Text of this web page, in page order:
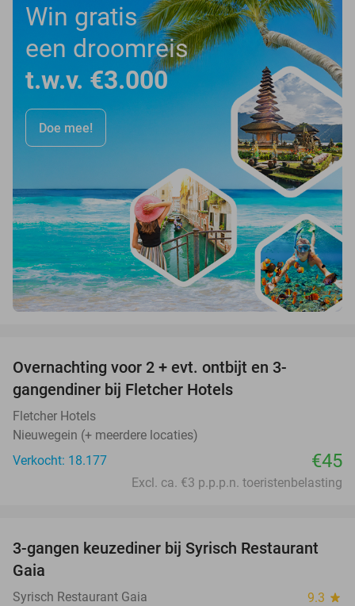
Win gratis
een droomreis
t.w.v. €3.000
Doe mee!
Overnachting voor 2 + evt. ontbijt en 3-
gangendiner bij Fletcher Hotels
Fletcher Hotels
Nieuwegein (+ meerdere locaties)
Verkocht: 18.177
€45
Excl. ca. €3 p.p.p.n. toeristenbelasting
32%
3-gangen keuzediner bij Syrisch Restaurant
Gaia
Syrisch Restaurant Gaia 9.3 star